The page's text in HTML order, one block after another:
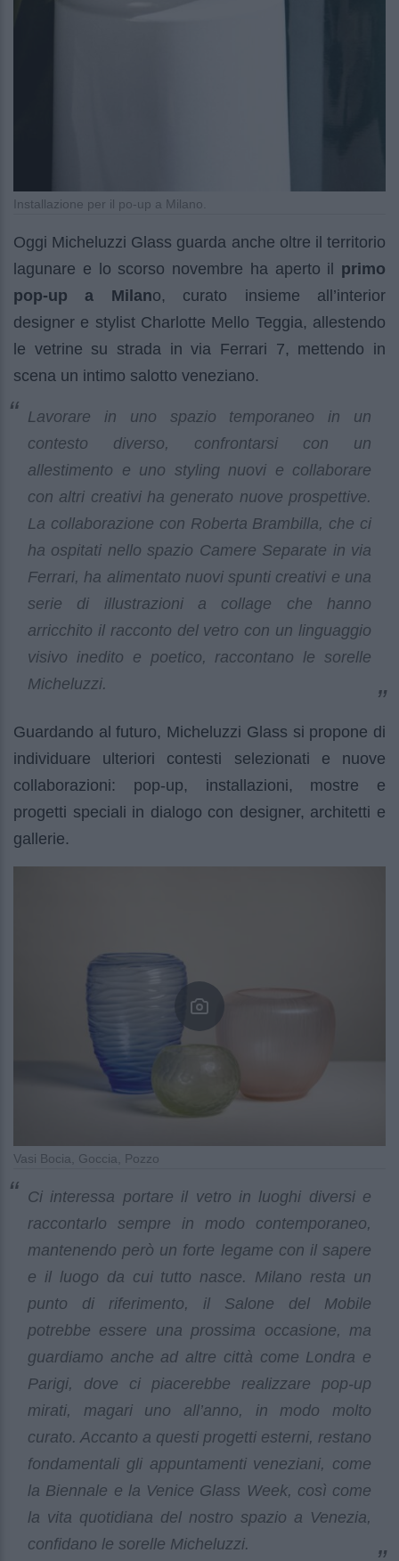
Installazione per il po-up a Milano.
Oggi Micheluzzi Glass guarda anche oltre il territorio
lagunare e lo scorso novembre ha aperto il primo
pop-up a Milano, curato insieme all’interior
designer e stylist Charlotte Mello Teggia, allestendo
le vetrine su strada in via Ferrari 7, mettendo in
scena un intimo salotto veneziano.
Lavorare in uno spazio temporaneo in un
contesto diverso, confrontarsi con un
allestimento e uno styling nuovi e collaborare
con altri creativi ha generato nuove prospettive.
La collaborazione con Roberta Brambilla, che ci
ha ospitati nello spazio Camere Separate in via
Ferrari, ha alimentato nuovi spunti creativi e una
serie di illustrazioni a collage che hanno
arricchito il racconto del vetro con un linguaggio
visivo inedito e poetico, raccontano le sorelle
Micheluzzi.
Guardando al futuro, Micheluzzi Glass si propone di
individuare ulteriori contesti selezionati e nuove
collaborazioni: pop-up, installazioni, mostre e
progetti speciali in dialogo con designer, architetti e
gallerie.
Vasi Bocia, Goccia, Pozzo
Ci interessa portare il vetro in luoghi diversi e
raccontarlo sempre in modo contemporaneo,
mantenendo però un forte legame con il sapere
e il luogo da cui tutto nasce. Milano resta un
punto di riferimento, il Salone del Mobile
potrebbe essere una prossima occasione, ma
guardiamo anche ad altre città come Londra e
Parigi, dove ci piacerebbe realizzare pop-up
mirati, magari uno all’anno, in modo molto
curato. Accanto a questi progetti esterni, restano
fondamentali gli appuntamenti veneziani, come
la Biennale e la Venice Glass Week, così come
la vita quotidiana del nostro spazio a Venezia,
confidano le sorelle Micheluzzi.